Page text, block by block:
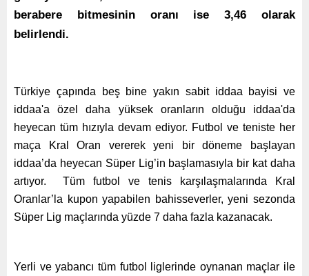
berabere bitmesinin oranı ise 3,46 olarak
belirlendi.
Türkiye çapında beş bine yakın sabit iddaa bayisi ve
iddaa'a özel daha yüksek oranların olduğu iddaa'da
heyecan tüm hızıyla devam ediyor. Futbol ve teniste her
maça Kral Oran vererek yeni bir döneme başlayan
iddaa’da heyecan Süper Lig’in başlamasıyla bir kat daha
artıyor. Tüm futbol ve tenis karşılaşmalarında Kral
Oranlar’la kupon yapabilen bahisseverler, yeni sezonda
Süper Lig maçlarında yüzde 7 daha fazla kazanacak.
Yerli ve yabancı tüm futbol liglerinde oynanan maçlar ile